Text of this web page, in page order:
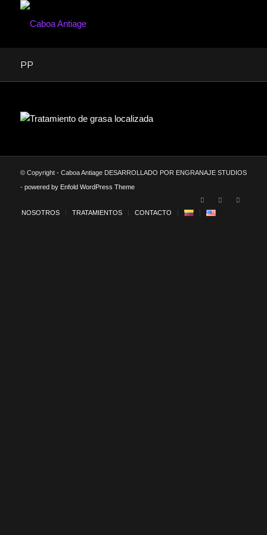
PP
© Copyright - Caboa Antiage DESARROLLADO POR ENGRANAJE STUDIOS
- powered by Enfold WordPress Theme
NOSOTROS TRATAMIENTOS CONTACTO